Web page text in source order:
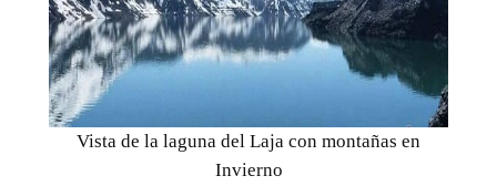
Vista de la laguna del Laja con montañas en
Invierno